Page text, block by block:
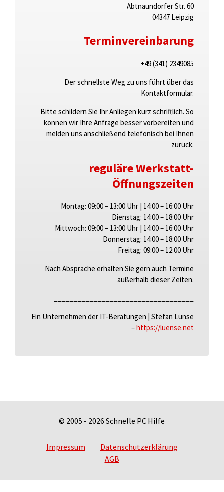
Abtnaundorfer Str. 60
04347 Leipzig
Terminvereinbarung
+49 (341) 2349085
Der schnellste Weg zu uns führt über das
Kontaktformular.
Bitte schildern Sie Ihr Anliegen kurz schriftlich. So
können wir Ihre Anfrage besser vorbereiten und
melden uns anschließend telefonisch bei Ihnen
zurück.
reguläre Werkstatt-
Öffnungszeiten
Montag: 09:00 – 13:00 Uhr 14:00 – 16:00 Uhr
Dienstag: 14:00 – 18:00 Uhr
Mittwoch: 09:00 – 13:00 Uhr 14:00 – 16:00 Uhr
Donnerstag: 14:00 – 18:00 Uhr
Freitag: 09:00 – 12:00 Uhr
Nach Absprache erhalten Sie gern auch Termine
außerhalb dieser Zeiten.
Ein Unternehmen der IT-Beratungen | Stefan Lünse
–https://luense.net
© 2005 - 2026 Schnelle PC Hilfe
Impressum
Datenschutzerklärung
AGB